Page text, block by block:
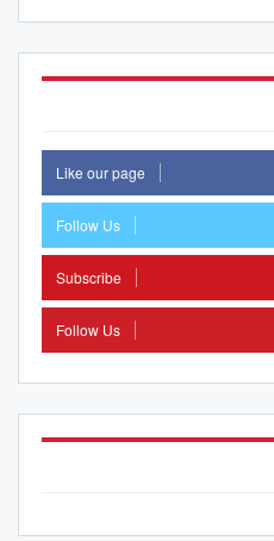
Like our page
Follow Us
Subscribe
Follow Us